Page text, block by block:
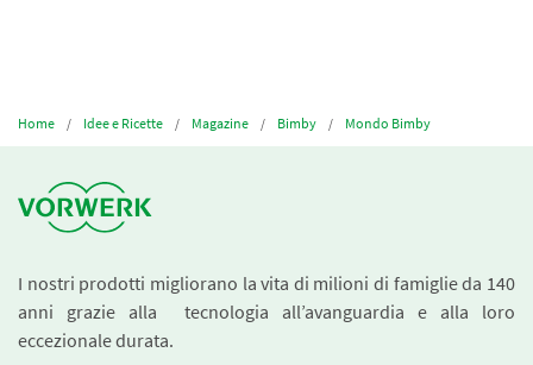
Home Idee e Ricette Magazine Bimby Mondo Bimby
I nostri prodotti migliorano la vita di milioni di famiglie da 140
anni grazie alla tecnologia all’avanguardia e alla loro
eccezionale durata.